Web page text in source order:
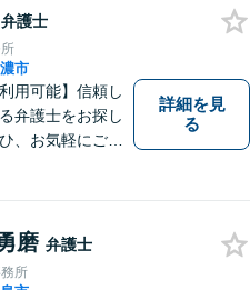
民事事件に対応
。お気軽にお電
駐車場完備】
弁護士
市
用可能】信頼し
弁護士をお探し
、お気軽にご連
詳細を見
る
磨 弁護士
所